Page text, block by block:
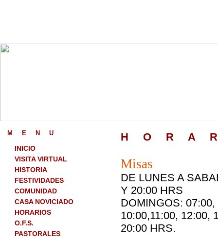
M E N U
INICIO
VISITA VIRTUAL
HISTORIA
FESTIVIDADES
COMUNIDAD
CASA NOVICIADO
HORARIOS
O.F.S.
PASTORALES
H O R A
Misas
DE LUNES A
Y 20:00 HRS
DOMINGOS: 07:00,
10:00,11:00, 12:00,
20:00 HRS.